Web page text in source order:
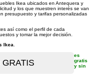
Ikea ubicados en Antequera y
y los que muestren interés se van
presupuesto y tarifas personalizadas
así como el perfil de cada
y tomar la mejor decisión.
Ikea
es
gratis
y sin